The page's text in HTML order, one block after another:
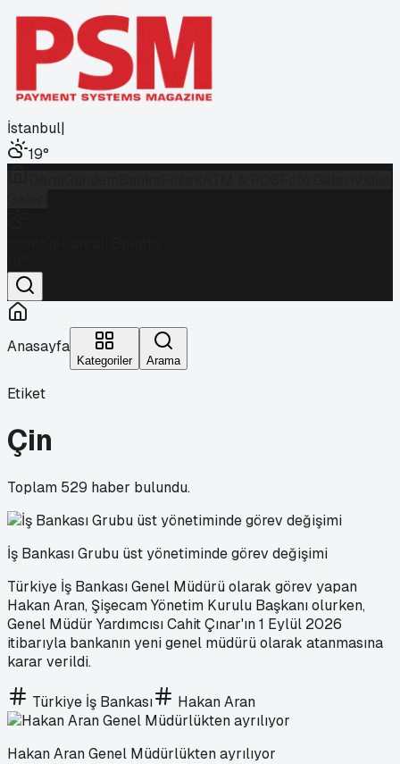
İstanbul|
19°
Anasayfa
Kategoriler Arama
Etiket
Çin
Toplam 529 haber bulundu.
İş Bankası Grubu üst yönetiminde görev değişimi
Türkiye İş Bankası Genel Müdürü olarak görev yapan
Hakan Aran, Şişecam Yönetim Kurulu Başkanı olurken,
Genel Müdür Yardımcısı Cahit Çınar'ın 1 Eylül 2026
itibarıyla bankanın yeni genel müdürü olarak atanmasına
karar verildi.
Türkiye İş Bankası Hakan Aran
Hakan Aran Genel Müdürlükten ayrılıyor